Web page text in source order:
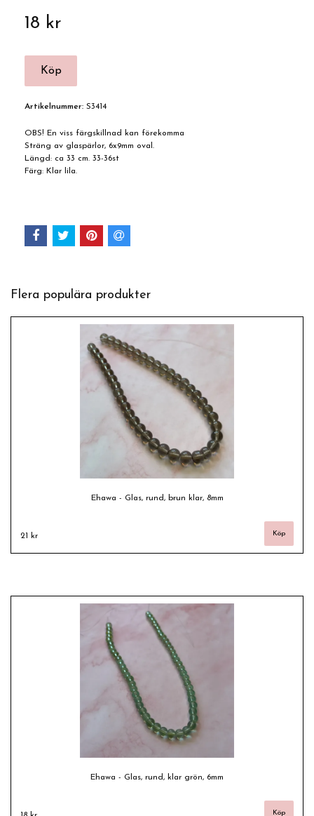
18 kr
Artikelnummer: S3414
OBS! En viss färgskillnad kan förekomma
Sträng av glaspärlor, 6x9mm oval.
Längd: ca 33 cm. 33-36st
Färg: Klar lila.
Flera populära produkter
Ehawa - Glas, rund, brun klar, 8mm
21 kr
Ehawa - Glas, rund, klar grön, 6mm